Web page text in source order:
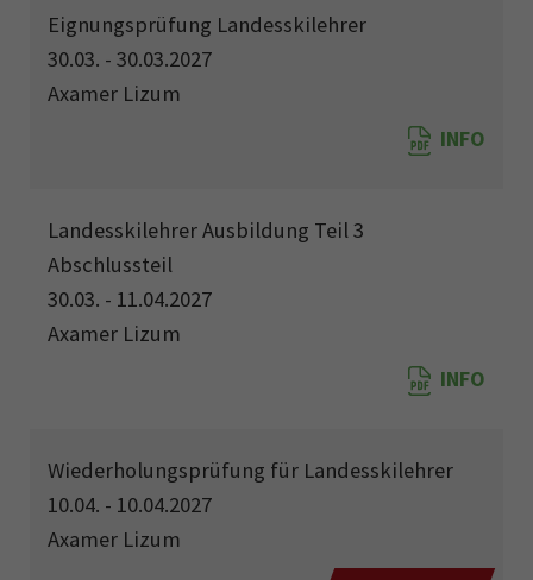
Eignungsprüfung Landesskilehrer
30.03. - 30.03.2027
Axamer Lizum
INFO
Landesskilehrer Ausbildung Teil 3
Abschlussteil
30.03. - 11.04.2027
Axamer Lizum
INFO
Wiederholungsprüfung für Landesskilehrer
10.04. - 10.04.2027
Axamer Lizum